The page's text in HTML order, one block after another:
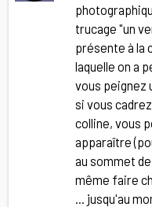
trucage "un
présente à la
laquelle on a
vous peignez
si vous
colline, vous
apparaître
au sommet
même faire
... jusqu'au